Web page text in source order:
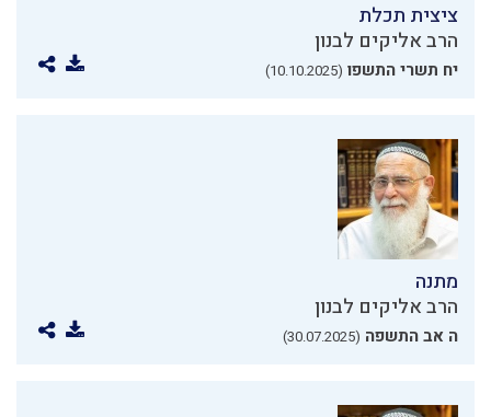
ציצית תכלת
הרב אליקים לבנון
יח תשרי התשפו (10.10.2025)
מתנה
הרב אליקים לבנון
ה אב התשפה (30.07.2025)